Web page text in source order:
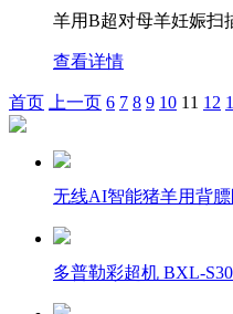
羊用B超对母羊妊娠
查看详情
首页 上一页 6 7 8 9 10 11 12
无线AI智能猪羊用背
多普勒彩超机 BXL-